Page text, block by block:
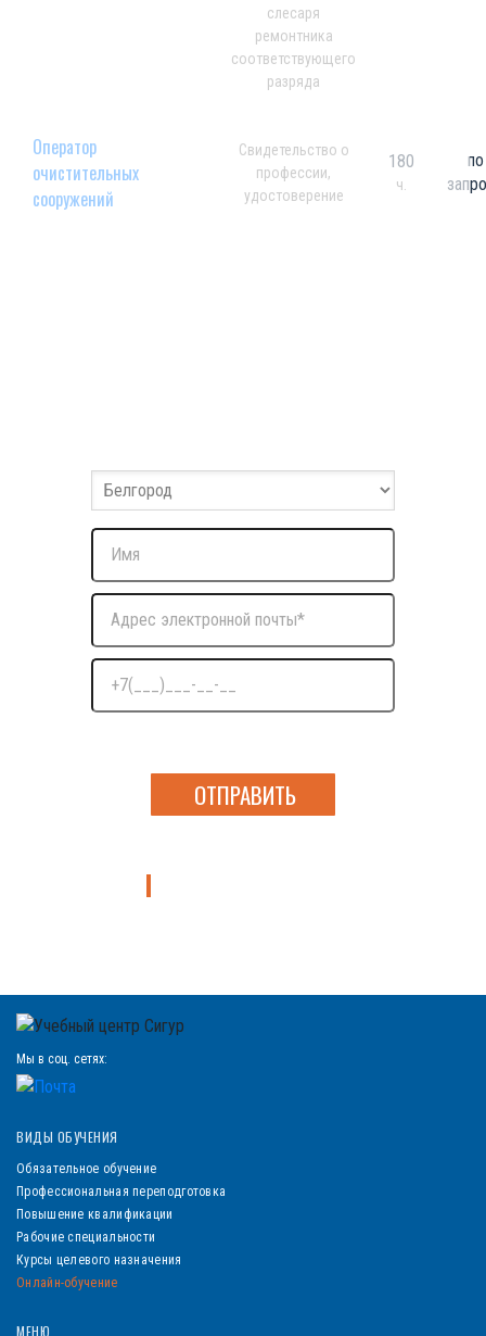
слесаря
ремонтника
соответствующего
разряда
Оператор
очистительных
сооружений
Свидетельство о
профессии,
удостоверение
180
ч.
по
Мы в соц. сетях:
ВИДЫ ОБУЧЕНИЯ
Обязательное обучение
Профессиональная переподготовка
Повышение квалификации
Рабочие специальности
Курсы целевого назначения
Онлайн-обучение
МЕНЮ